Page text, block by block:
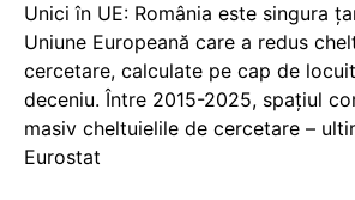
Unici în UE: România este singura
Uniune Europeană care a redus
cercetare, calculate pe cap de
deceniu. Între 2015-2025, spațiul
masiv cheltuielile de cercetare –
Eurostat